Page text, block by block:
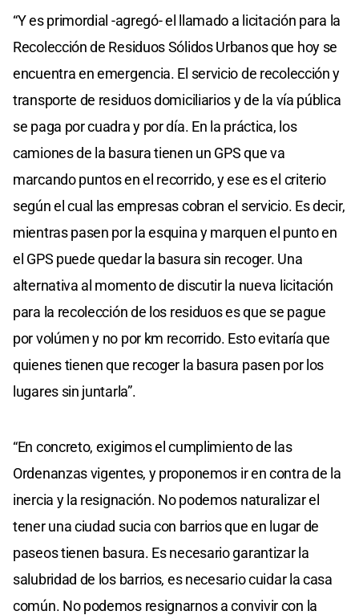
“Y es primordial -agregó- el llamado a licitación para la
Recolección de Residuos Sólidos Urbanos que hoy se
encuentra en emergencia. El servicio de recolección y
transporte de residuos domiciliarios y de la vía pública
se paga por cuadra y por día. En la práctica, los
camiones de la basura tienen un GPS que va
marcando puntos en el recorrido, y ese es el criterio
según el cual las empresas cobran el servicio. Es decir,
mientras pasen por la esquina y marquen el punto en
el GPS puede quedar la basura sin recoger. Una
alternativa al momento de discutir la nueva licitación
para la recolección de los residuos es que se pague
por volúmen y no por km recorrido. Esto evitaría que
quienes tienen que recoger la basura pasen por los
lugares sin juntarla”.
“En concreto, exigimos el cumplimiento de las
Ordenanzas vigentes, y proponemos ir en contra de la
inercia y la resignación. No podemos naturalizar el
tener una ciudad sucia con barrios que en lugar de
paseos tienen basura. Es necesario garantizar la
salubridad de los barrios, es necesario cuidar la casa
común. No podemos resignarnos a convivir con la